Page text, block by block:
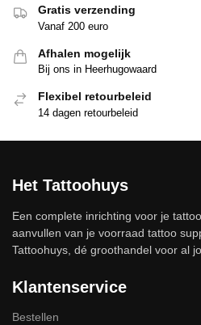
Gratis verzending
Vanaf 200 euro
Afhalen mogelijk
Bij ons in Heerhugowaard
Flexibel retourbeleid
14 dagen retourbeleid
Het Tattoohuys
Een complete inrichting voor je
aanvullen van je voorraad tattoo
Tattoohuys, dé groothandel voor al
Klantenservice
Bestellen